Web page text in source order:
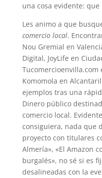
una cosa evidente: que
Les animo a que
comercio local.
Nou Gremial en
Digital, JoyLife en
Tucomercioenvilla.com
Komomola en
ejemplos tras una
Dinero público
comercio local.
consiguiera, nada que
proyecto con titulares
Almería», «El Amazon
burgalés», no sé si es
desalineadas con la